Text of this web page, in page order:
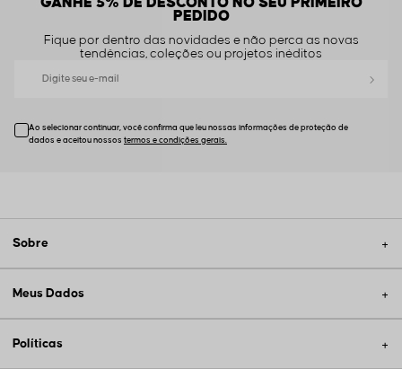
PEDIDO
Fique por dentro das novidades e não perca as novas
tendências, coleções ou projetos inéditos
Ao selecionar continuar, você confirma que leu nossas informações de proteção de
dados e aceitou nossos
Sobre
Meus Dados
Políticas